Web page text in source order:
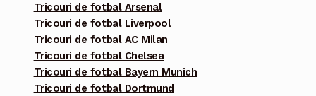
Tricouri de fotbal Arsenal
Tricouri de fotbal Liverpool
Tricouri de fotbal AC Milan
Tricouri de fotbal Chelsea
Tricouri de fotbal Bayern Munich
Tricouri de fotbal Dortmund